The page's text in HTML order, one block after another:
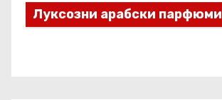
Луксозни арабски парфюми